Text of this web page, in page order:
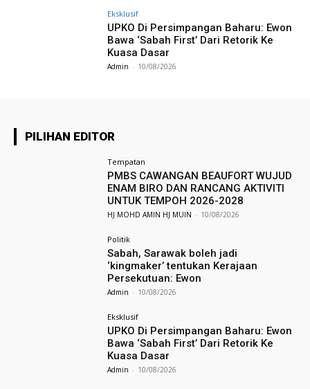
Eksklusif
UPKO Di Persimpangan Baharu: Ewon
Bawa ‘Sabah First’ Dari Retorik Ke
Kuasa Dasar
Admin - 10/08/2026
PILIHAN EDITOR
Tempatan
PMBS CAWANGAN BEAUFORT WUJUD
ENAM BIRO DAN RANCANG AKTIVITI
UNTUK TEMPOH 2026-2028
HJ MOHD AMIN HJ MUIN - 10/08/2026
Politik
Sabah, Sarawak boleh jadi
‘kingmaker’ tentukan Kerajaan
Persekutuan: Ewon
Admin - 10/08/2026
Eksklusif
UPKO Di Persimpangan Baharu: Ewon
Bawa ‘Sabah First’ Dari Retorik Ke
Kuasa Dasar
Admin - 10/08/2026